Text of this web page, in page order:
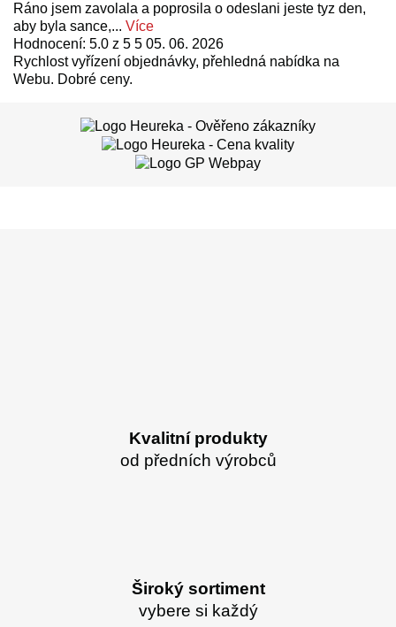
Ráno jsem zavolala a poprosila o odeslani jeste tyz den,
aby byla sance,... Více
Hodnocení: 5.0 z 5 5 05. 06. 2026
Rychlost vyřízení objednávky, přehledná nabídka na
Webu. Dobré ceny.
Kvalitní produkty
od předních výrobců
Široký sortiment
vybere si každý